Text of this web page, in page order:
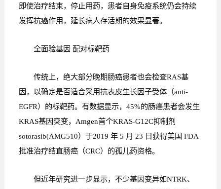
即使治疗结束，停止用药，患者自身免疫系统仍会持续
发挥抗癌作用，延长病人存活期的效果显著。
全面验基因 配对标靶药
传统上，绝大部分晚期肠癌患者也会检查RAS基
因，以确定是否适合采用抗表皮生长因子受体（anti-
EGFR）的标靶药。有数据显示，45%的肠癌患者会发生
KRAS基因突变，Amgen首个KRAS-G12C抑制剂
sotorasib(AMG510）于2019 年 5 月 23 日获得美国 FDA
批准治疗结直肠癌（CRC）的孤儿药资格。
但近年研究进一步显示，不少基因变异如NTRK、